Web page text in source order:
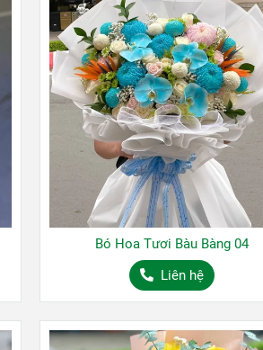
Bó Hoa Tươi Bàu Bàng 04
Liên hệ